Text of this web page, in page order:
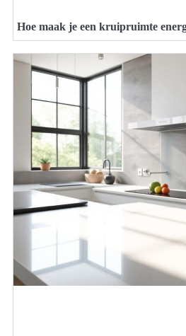
Hoe maak je een kruipruimte